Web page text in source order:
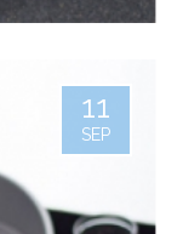
11
SEP